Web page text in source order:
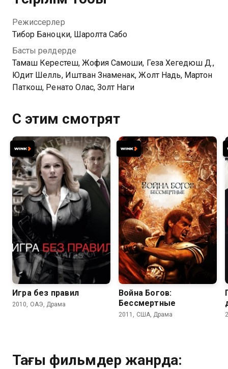
его жена.
Режиссерлер
Тибор Баноцки, Шаролта Сабо
Басты рөлдерде
Тамаш Керестеш, Жофия Самоши, Геза Хегедюш Д.,
Юдит Шелль, Иштван Знаменак, Жолт Надь, Мартон
Паткош, Ренато Олас, Золт Наги
С этим смотрят
6.6 6.8
Игра без правил
2010, ОАЭ, Драма
5.9 6.0
Война Богов:
Бессмертные
2011, США, Драма
Тағы фильмдер жанрда: